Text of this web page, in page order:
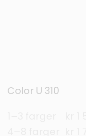
Color U 310